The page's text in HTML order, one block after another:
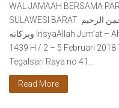
WAL JAMAAH BERSAMA
SULAWESI BARAT ‎ بِسْـمِ اللَّهِ الرحمن الرحيم ‎ السلام عليكم ورحمة الله
وبركاته InsyaAllah Jum’at – Ahad – Senin 17-20 Jumadal Awwal
1439 H / 2 – 5 Februari 2018
Tegalsari Raya no 41…
Read More